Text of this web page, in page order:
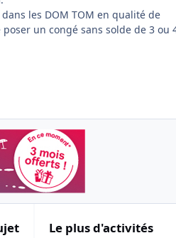
les DOM TOM en qualité de
un congé sans solde de 3 ou
Le plus d'activités